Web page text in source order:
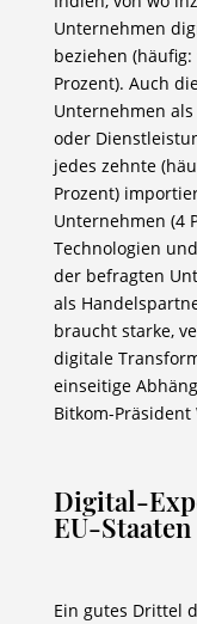
Unternehmen
beziehen
Prozent). Auch
Unternehmen
oder
jedes zehnte
Prozent)
Unternehmen (4
Technologien
der befragten
als
braucht starke,
digitale
einseitige
Bitkom-
Digital-
EU-Staaten
Ein gutes Drittel